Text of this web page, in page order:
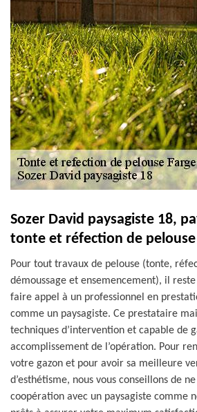
Sozer David paysagiste 18,
tonte et réfection de pelouse
Pour tout travaux de pelouse (tonte,
démoussage et ensemencement), il
faire appel à un professionnel en
comme un paysagiste. Ce prestataire
techniques d’intervention et capable de
accomplissement de l’opération. Pour
votre gazon et pour avoir sa meilleure
d’esthétisme, nous vous conseillons de
coopération avec un paysagiste comme